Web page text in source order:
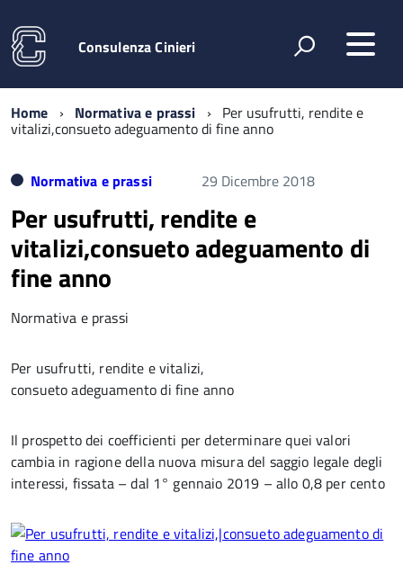
Consulenza Cinieri
Home Normativa e prassi Per usufrutti, rendite e
vitalizi,consueto adeguamento di fine anno
Normativa e prassi 29 Dicembre 2018
Per usufrutti, rendite e
vitalizi,consueto adeguamento di
fine anno
Normativa e prassi
Per usufrutti, rendite e vitalizi,
consueto adeguamento di fine anno
Il prospetto dei coefficienti per determinare quei valori
cambia in ragione della nuova misura del saggio legale degli
interessi, fissata – dal 1° gennaio 2019 – allo 0,8 per cento